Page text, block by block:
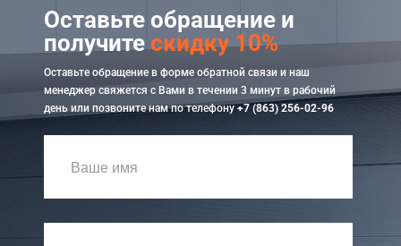
Оставьте обращение и
получитескидку 10%
Оставьте обращение в форме обратной связи и наш
менеджер свяжется с Вами в течении 3 минут в рабочий
день или позвоните нам по телефону+7 (863) 256-02-96